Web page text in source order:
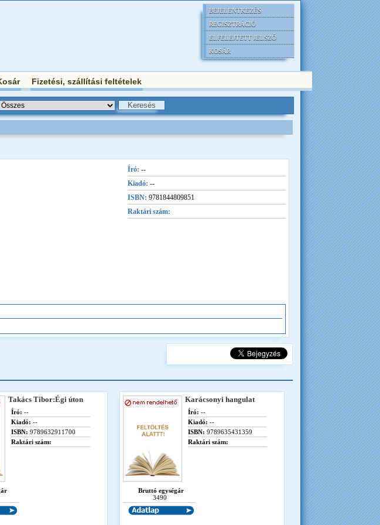
BEJELENTKEZÉS
REGISZTRÁCIÓ
ELFELEJTETT JELSZÓ
KOSÁR
Fizetési, szállítási feltételek
Író: --
Kiadó: --
ISBN: 9781844809851
Raktári szám:
Takács Tibor:Égi úton
Író: --
Kiadó: --
ISBN: 9789632911700
Raktári szám:
Karácsonyi hangulat
Író: --
Kiadó: --
ISBN: 9789635431359
Raktári szám:
Bruttó egységár
3490